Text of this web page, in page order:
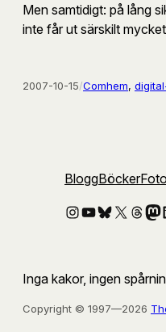
Men samtidigt: på lång
inte får ut särskilt
2007-10-15/Comhem,
BloggBöcker
Instagram
YouTube
Bluesky
X
Inga kakor, ingen
Copyright © 1997—2026